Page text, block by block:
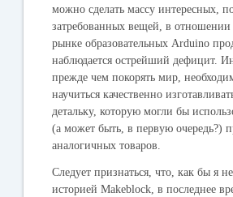
можно сделать массу интересных,
затребованных вещей, в отношении
рынке образовательных Arduino
наблюдается острейший дефицит.
прежде чем покорять мир,
научиться качественно
детальку, которую могли бы
(а может быть, в первую очередь?)
аналогичных товаров.
Следует признаться, что, как бы я
историей Makeblock, в последнее